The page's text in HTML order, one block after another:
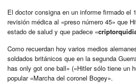
El doctor consigna en un informe firmado el
revisión médica al «preso número 45» que
estado de salud y que padece «
Como recuerdan hoy varios medios
soldados británicos que en la segunda
has only got one ball» («Hitler sólo tiene un
popular «Marcha del coronel Bogey».